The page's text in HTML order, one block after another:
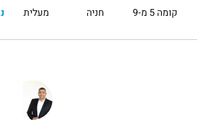
קומה 5 מ-9 חניה מעלית